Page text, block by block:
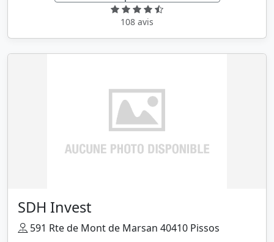
108 avis
SDH Invest
591 Rte de Mont de Marsan 40410 Pissos